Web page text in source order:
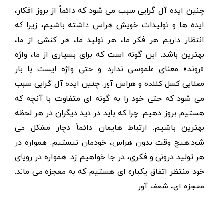
چنین ایده آل گرایی سبب می شود که دائماً از بروز افکار،
ایده ها و تولیدات خویش هراس داشته باشیم، زیرا که
انتظار داریم هر فکر ما، هر تولید ما، هر کنشی از ما،
بهترین باشد. این گونه است که برای بسیاری از ما، واژه
«روند» معنای ملموسی ندارد. و حتی واژه ایست با بار
معنایی کسل کننده و هراس آور. چنین ایده آل گرایی سبب
می شود که حتی خود را به گونه ای متفاوت با آنچه که
هستیم بروز دهیم. چرا که باید در دید دیگران در هر لحظه
بهترین باشیم. ارتباط هایمان دائماً دچار مشکل می
شود.هیچ وقت بدون هراس، خودمان نیستیم. همواره در
هر تولید درونی و فکری، در جا خواهیم زد. همواره در رویای
خود منتظر اتفاق یکباره ای هستیم که به معجزه می ماند.
معجزه ای، شعف آور.